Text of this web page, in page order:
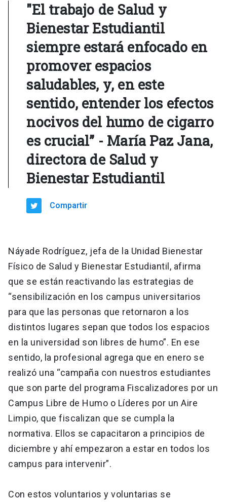
"El trabajo de Salud y
Bienestar Estudiantil
siempre estará enfocado en
promover espacios
saludables, y, en este
sentido, entender los efectos
nocivos del humo de cigarro
es crucial” - María Paz Jana,
directora de Salud y
Bienestar Estudiantil
Compartir
Náyade Rodríguez, jefa de la Unidad Bienestar
Físico de Salud y Bienestar Estudiantil, afirma
que se están reactivando las estrategias de
“sensibilización en los campus universitarios
para que las personas que retornaron a los
distintos lugares sepan que todos los espacios
en la universidad son libres de humo”. En ese
sentido, la profesional agrega que en enero se
realizó una “campaña con nuestros estudiantes
que son parte del programa Fiscalizadores por un
Campus Libre de Humo o Líderes por un Aire
Limpio, que fiscalizan que se cumpla la
normativa. Ellos se capacitaron a principios de
diciembre y ahí empezaron a estar en todos los
campus para intervenir”.
Con estos voluntarios y voluntarias se